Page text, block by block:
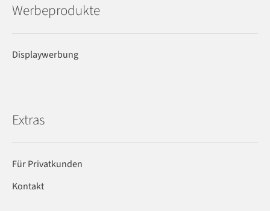
Werbeprodukte
Displaywerbung
Extras
Für Privatkunden
Kontakt